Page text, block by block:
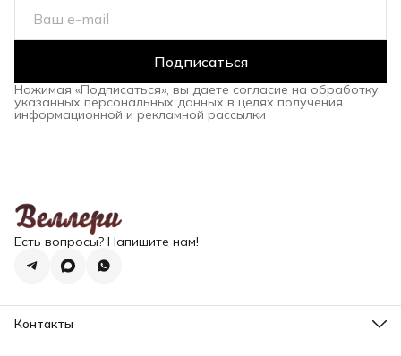
Подписаться
Нажимая «Подписаться», вы даете согласие на обработку
указанных персональных данных в целях получения
информационной и рекламной рассылки
Есть вопросы? Напишите нам!
Контакты